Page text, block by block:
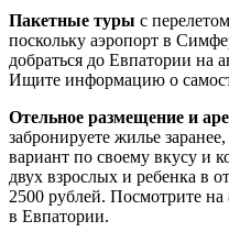
Пакетные туры с
поскольку аэропорт в
добраться до Евпатории на
Ищите информацию о
Отельное размещение и
забронируете жилье
вариант по своему вкусу и
двух взрослых и ребенка в
2500 рублей. Посмотрите
в Евпатории.